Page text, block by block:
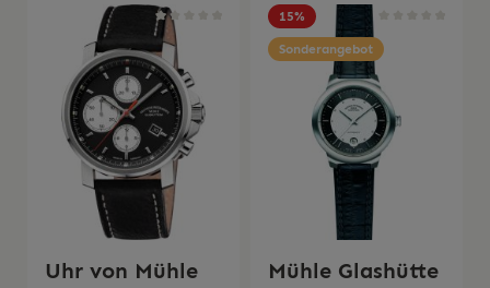
Fuß)Handgelenksgröße
einstellbar von 160 mm
bis 195 mmDurchmesser
Ø 29 mmSwiss Made2
Jahre internationale
Garantie
QuarzwerkWasserdichte
: 5 ATM (50 Meter/160
Fuß)Handgelenksgröße
einstellbar von 175 mm
bis 217 mmSwiss
Madeinternationale
Garantie von zwei
JahrenGehäusedurchme
sser 38 mmSaphirglas
Uhr von Mühle
15%
Sonderangebot
Mühle Glashütte